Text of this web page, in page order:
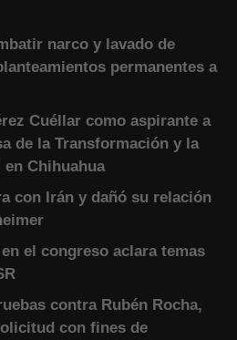
narco y lavado de
permanentes a
Cuéllar como aspirante a
de la Transformación y la
en Chihuahua
con Irán y dañó su relación
el congreso aclara temas
contra Rubén Rocha,
con fines de